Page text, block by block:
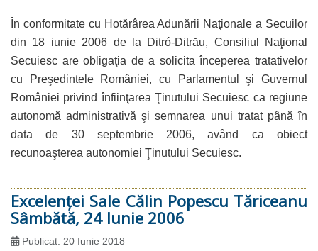
În conformitate cu Hotărârea Adunării Naţionale a Secuilor
din 18 iunie 2006 de la Ditró-Ditrău, Consiliul Naţional
Secuiesc are obligaţia de a solicita începerea tratativelor
cu Preşedintele României, cu Parlamentul şi Guvernul
României privind înfiinţarea Ţinutului Secuiesc ca regiune
autonomă administrativă şi semnarea unui tratat până în
data de 30 septembrie 2006, având ca obiect
recunoaşterea autonomiei Ţinutului Secuiesc.
Excelenţei Sale Călin Popescu Tăriceanu
Sâmbătă, 24 Iunie 2006
Publicat: 20 Iunie 2018